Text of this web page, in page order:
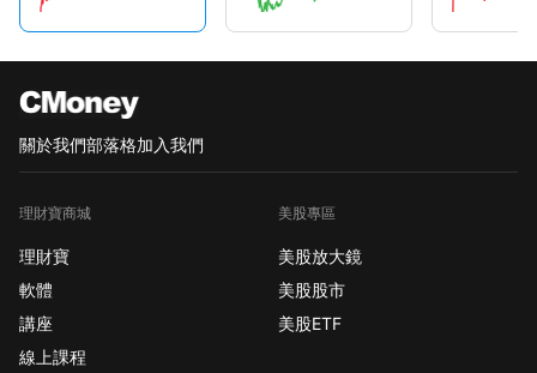
關於我們部落格加入我們
理財寶商城
理財寶
軟體
講座
線上課程
美股專區
美股放大鏡
美股股市
美股ETF